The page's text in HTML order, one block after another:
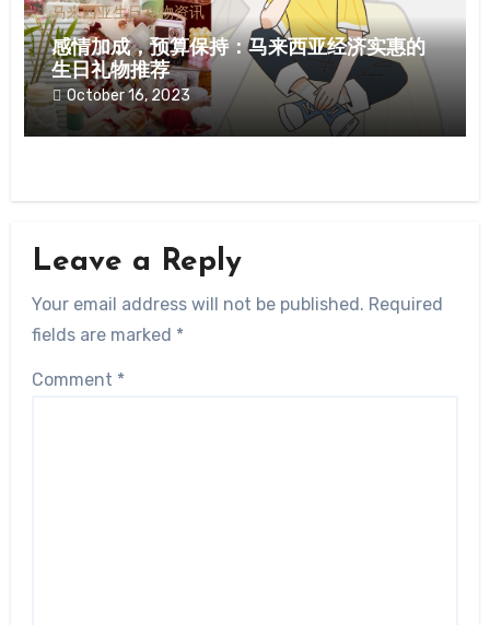
马来西亚生日礼物资讯
感情加成，预算保持：马来西亚经济实惠的
生日礼物推荐
October 16, 2023
Leave a Reply
Your email address will not be published. Required
fields are marked *
Comment *